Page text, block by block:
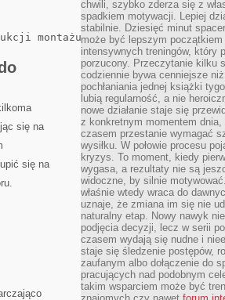
montażu dostarczonych
się na
się ⁣na
chwili, szybko zderza się z
spadkiem motywacji. Lepiej
stabilnie. Dziesięć minut
może być lepszym
intensywnych treningów, który
porzucony. Przeczytanie kilku
codziennie bywa cenniejsze
pochłaniania jednej książki
lubią regularność, a nie
nowe działanie staje się
z konkretnym momentem
czasem przestanie wymagać
wysiłku. W połowie procesu
kryzys. To moment, kiedy
wygasa, a rezultaty nie są
widoczne, by silnie
właśnie wtedy wraca do
uznaje, że zmiana im się nie
naturalny etap. Nowy nawyk
podjęcia decyzji, lecz w serii
czasem wydają się nudne i
staje się śledzenie postępów,
zaufanym albo dołączenie do
pracujących nad podobnym
takim wsparciem może być